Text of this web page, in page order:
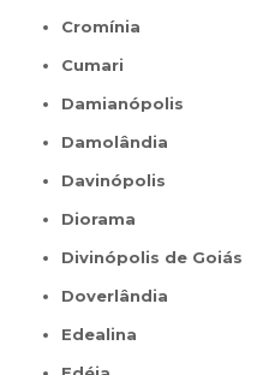
Cromínia
Cumari
Damianópolis
Damolândia
Davinópolis
Diorama
Divinópolis de Goiás
Doverlândia
Edealina